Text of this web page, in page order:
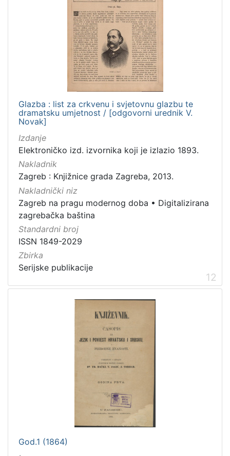
Glazba : list za crkvenu i svjetovnu glazbu te
dramatsku umjetnost / [odgovorni urednik V.
Novak]
Izdanje
Elektroničko izd. izvornika koji je izlazio 1893.
Nakladnik
Zagreb : Knjižnice grada Zagreba, 2013.
Nakladnički niz
Zagreb na pragu modernog doba • Digitalizirana
zagrebačka baština
Standardni broj
ISSN 1849-2029
Zbirka
Serijske publikacije
12
God.1 (1864)